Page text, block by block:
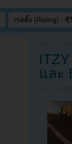
เรตติ้ง (Rating) : ซี
และ